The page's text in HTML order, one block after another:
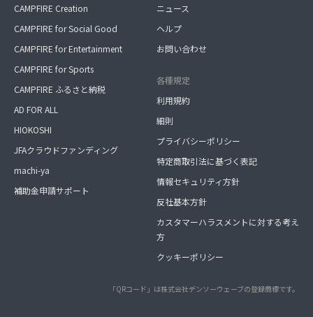
CAMPFIRE Creation
CAMPFIRE for Social Good
CAMPFIRE for Entertainment
CAMPFIRE for Sports
CAMPFIRE ふるさと納税
AD FOR ALL
HIOKOSHI
JFAクラウドファンディング
machi-ya
補助金申請サポート
ニュース
ヘルプ
お問い合わせ
各種規定
利用規約
細則
プライバシーポリシー
特定商取引法に基づく表記
情報セキュリティ方針
反社基本方針
カスタマーハラスメントに対する考え
方
クッキーポリシー
「QRコード」は株式会社デンソーウェーブの登録商標です。